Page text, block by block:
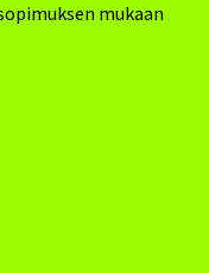
mukaan